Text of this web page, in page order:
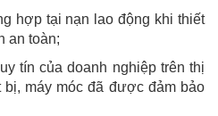
hợp tại nạn lao động khi thiết
an toàn;
tín của doanh nghiệp trên thị
máy móc đã được đảm bảo